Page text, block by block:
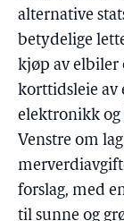
alternative
betydelige
kjøp av elbiler
korttidsleie av
elektronikk og
Venstre om
forslag, med
til sunne og